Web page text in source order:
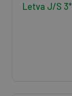
Letva J/S